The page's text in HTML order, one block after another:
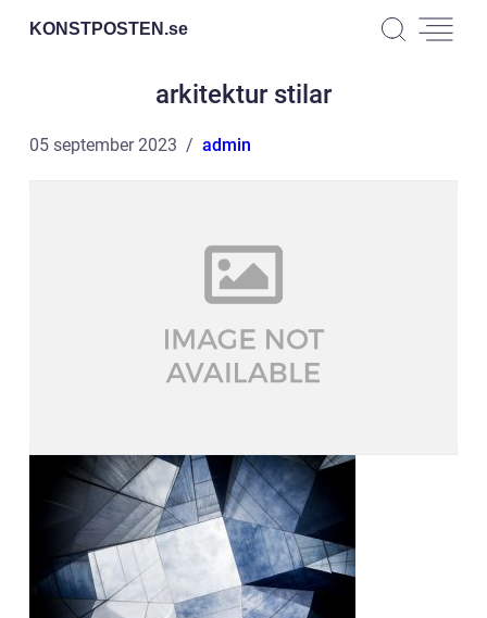
KONSTPOSTEN.se
arkitektur stilar
05 september 2023 admin